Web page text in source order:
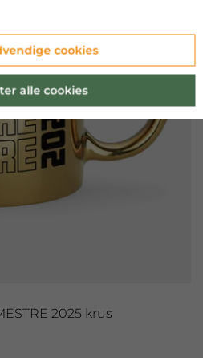
2025 krus
›
cookies
alle cookies